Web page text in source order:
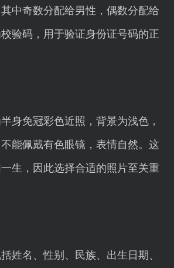
中奇数分配给男性，偶数分配给
验码，用于验证身份证号码的正
身免冠彩色近照，背景为浅色，
能佩戴有色眼镜，表情自然。这
生，因此选择合适的照片至关重
姓名、性别、民族、出生日期、